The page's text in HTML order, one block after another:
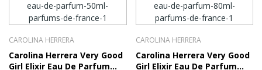
CAROLINA HERRERA
Carolina Herrera Very Good
Girl Elixir Eau De Parfum
CAROLINA HERRERA
Carolina Herrera Very Good
Girl Elixir Eau De Parfum